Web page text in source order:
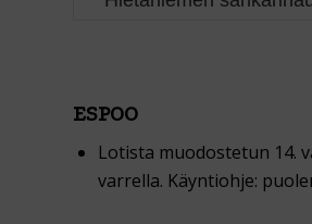
ESPOO
Lotista muodostetun 14.
varrella. Käyntiohje: